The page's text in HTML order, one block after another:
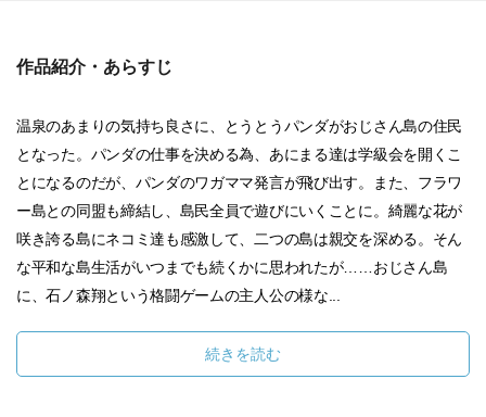
作品紹介・あらすじ
温泉のあまりの気持ち良さに、とうとうパンダがおじさん島の住民
となった。パンダの仕事を決める為、あにまる達は学級会を開くこ
とになるのだが、パンダのワガママ発言が飛び出す。また、フラワ
ー島との同盟も締結し、島民全員で遊びにいくことに。綺麗な花が
咲き誇る島にネコミ達も感激して、二つの島は親交を深める。そん
な平和な島生活がいつまでも続くかに思われたが……おじさん島
に、石ノ森翔という格闘ゲームの主人公の様な...
続きを読む